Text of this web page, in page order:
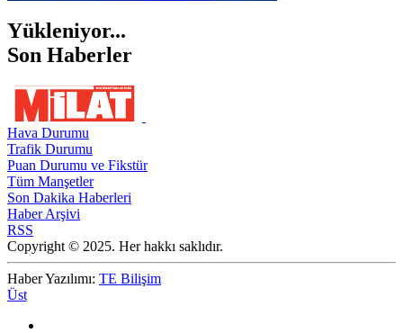
Yükleniyor...
Son Haberler
Hava Durumu
Trafik Durumu
Puan Durumu ve Fikstür
Tüm Manşetler
Son Dakika Haberleri
Haber Arşivi
RSS
Copyright © 2025. Her hakkı saklıdır.
Haber Yazılımı: TE Bilişim
Üst